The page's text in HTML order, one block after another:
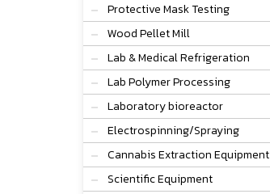
Protective Mask Testing
Wood Pellet Mill
Lab & Medical Refrigeration
Lab Polymer Processing
Laboratory bioreactor
Electrospinning/Spraying
Cannabis Extraction Equipment
Scientific Equipment